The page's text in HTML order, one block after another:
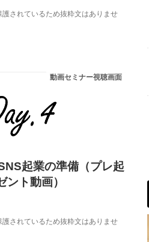
護されているため抜粋文はありませ
動画セミナー視聴画面
起業の準備（プレ起
ト動画）
護されているため抜粋文はありませ